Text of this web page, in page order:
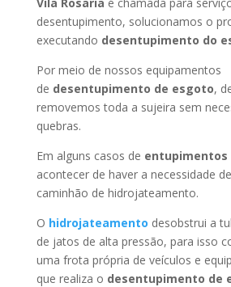
desentupimento, solucionamos o
executando desentupimento do
Por meio de nossos equipamentos
de desentupimento de esgoto,
removemos toda a sujeira sem
quebras.
Em alguns casos de entupimentos
acontecer de haver a necessidade
caminhão de hidrojateamento.
O hidrojateamento desobstrui a
de jatos de alta pressão, para isso
uma frota própria de veículos e
que realiza o desentupimento de